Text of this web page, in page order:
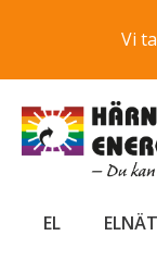
Vi
EL ELNÄT